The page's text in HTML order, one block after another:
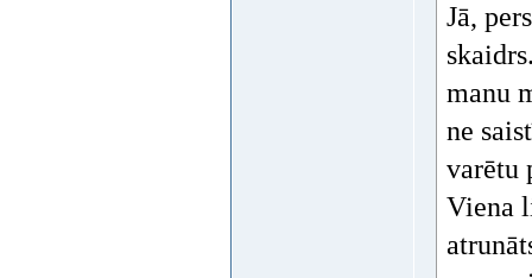
Jā,
manu
ne
varētu
Viena